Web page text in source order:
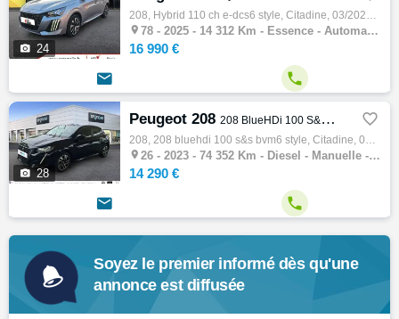
 24
208, Hybrid 110 ch e-dcs6 style, Citadine, 03/2025, 100ch, 5cv, 14312 km, 5 portes, 5 places, Essence, Boite de vitesse automatique, Couleu…
 78 - 2025 - 14 312 Km - Essence - Automatique - Citadine
16 990 €
 
 28
Peugeot 208 208 BlueHDi 100 S&S BVM6 Style 
208, 208 bluehdi 100 s&s bvm6 style, Citadine, 04/2023, 100ch, 5cv, 74352 km, 5 portes, 5 places, Diesel, Boite de vitesse manuelle, Couleu…
 26 - 2023 - 74 352 Km - Diesel - Manuelle - Citadine
14 290 €
 
Soyez le premier informé dès qu'une
annonce est diffusée